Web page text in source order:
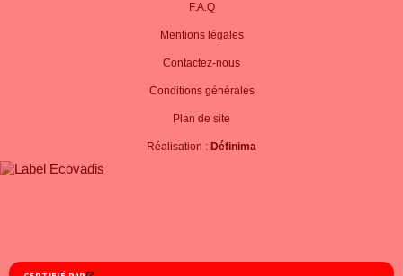
F.A.Q
Mentions légales
Contactez-nous
Conditions générales
Plan de site
Réalisation : Définima